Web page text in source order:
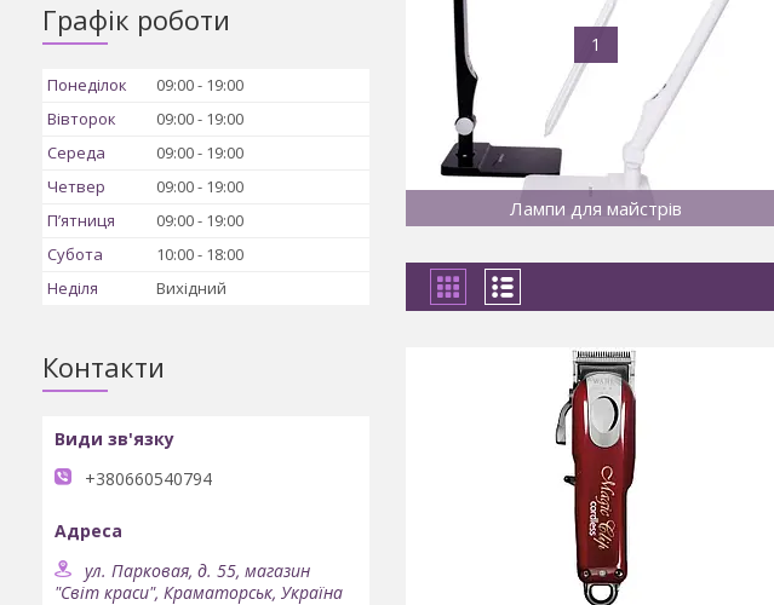
1
Лампи для майстрів
Графік роботи
Понеділок 09:00
19:00
Вівторок
09:00
19:00
Середа
09:00
19:00
Четвер
09:00
19:00
Пʼятниця
09:00
19:00
Субота
10:00
18:00
Неділя
Вихідний
Контакти
+380660540794
ул. Парковая, д. 55, магазин
"Світ краси", Краматорськ, Україна